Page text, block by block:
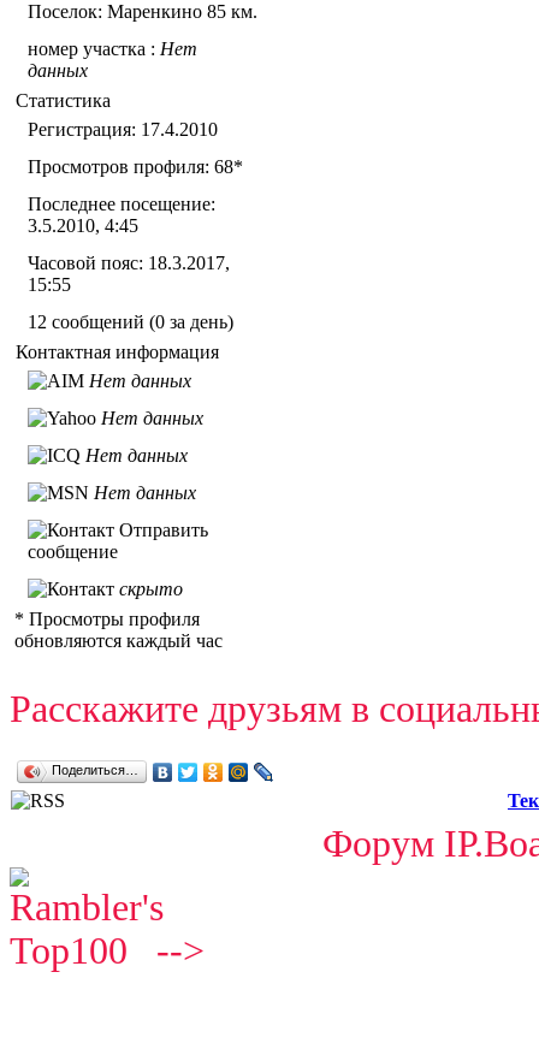
Поселок: Маренкино 85 км.
номер участка : Нет
данных
Статистика
Регистрация: 17.4.2010
Просмотров профиля: 68*
Последнее посещение:
3.5.2010, 4:45
Часовой пояс: 18.3.2017,
15:55
12 сообщений (0 за день)
Контактная информация
Нет данных
Нет данных
Нет данных
Нет данных
Отправить
сообщение
скрыто
* Просмотры профиля
обновляются каждый час
Расскажите друзьям в
Поделиться…
Форум
-->